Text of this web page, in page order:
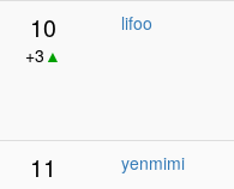
10
+3 ▲
lifoo
11 yenmimi